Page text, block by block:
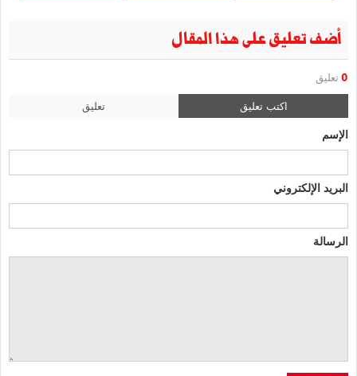
أضف تعليق على هذا المقال
0 تعليق
اكتب تعليق تعليق
الإسم
البريد الإلكتروني
الرسالة